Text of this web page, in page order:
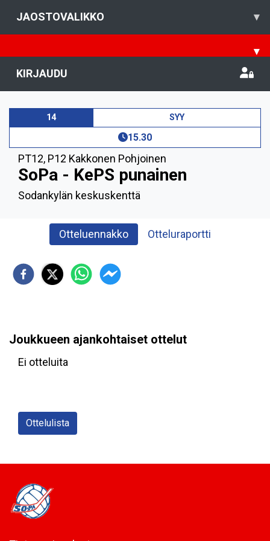
JAOSTOVALIKKO ▾
▾
KIRJAUDU
14 SYY
15.30
PT12, P12 Kakkonen Pohjoinen
SoPa - KePS punainen
Sodankylän keskuskenttä
Otteluennakko Otteluraportti
Joukkueen ajankohtaiset ottelut
Ei otteluita
Ottelulista